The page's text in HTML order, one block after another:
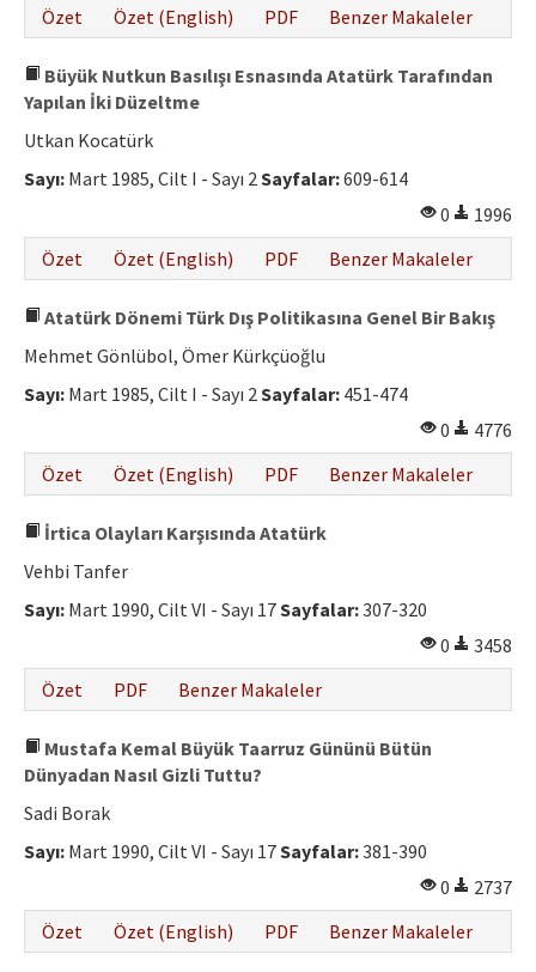
Özet Özet (English) PDF Benzer Makaleler
Büyük Nutkun Basılışı Esnasında Atatürk Tarafından
Yapılan İki Düzeltme
Utkan Kocatürk
Sayı: Mart 1985, Cilt I - Sayı 2Sayfalar:609-614
0
1996
Özet
Özet (English) PDF Benzer Makaleler
Atatürk Dönemi Türk Dış Politikasına Genel Bir Bakış
Mehmet Gönlübol, Ömer Kürkçüoğlu
Sayı: Mart 1985, Cilt I - Sayı 2Sayfalar: 451-474
0
4776
Özet
Özet (English) PDF Benzer Makaleler
İrtica Olayları Karşısında Atatürk
Vehbi Tanfer
Sayı: Mart 1990, Cilt VI - Sayı 17Sayfalar:307-320
0
3458
Özet
PDF Benzer Makaleler
Mustafa Kemal Büyük Taarruz Gününü Bütün
Dünyadan Nasıl Gizli Tuttu?
Sadi Borak
Sayı: Mart 1990, Cilt VI - Sayı 17Sayfalar:381-390
0
2737
Özet
Özet (English) PDF Benzer Makaleler